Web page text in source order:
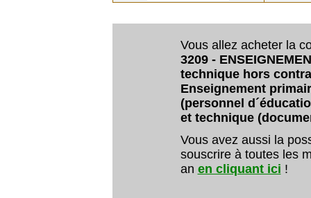
Vous allez acheter la
3209 -
technique hors
Enseignement
(personnel
et technique
Vous avez aussi la
souscrire à toutes les
an en cliquant ici !